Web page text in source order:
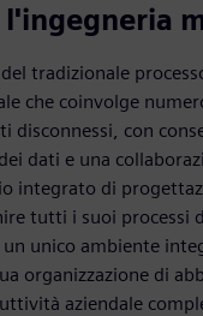
tradizionale
che coinvolge
disconnessi, con
dati e una
integrato di
tutti i suoi processi
unico ambiente
organizzazione di
aziendale